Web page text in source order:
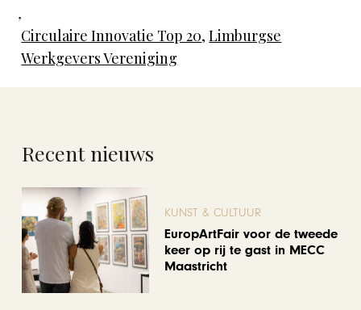
,
Circulaire Innovatie Top 20,Limburgse
Werkgevers Vereniging
Recent nieuws
KUNST & CULTUUR
EuropArtFair voor de tweede
keer op rij te gast in MECC
Maastricht